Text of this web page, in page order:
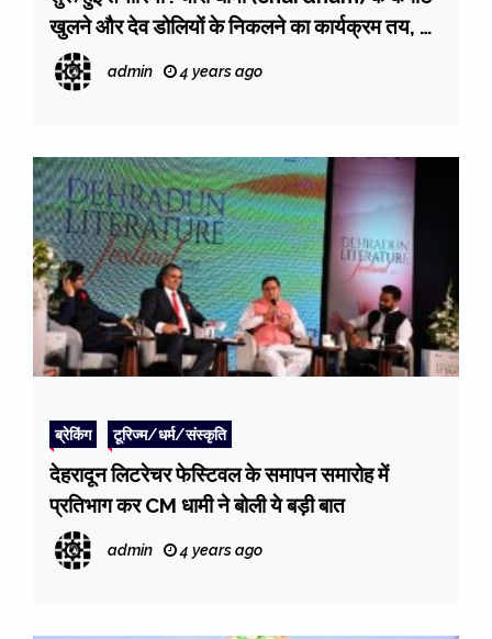
खुलने और देव डोलियों के निकलने का कार्यक्रम तय, ये
है पूरा शेड्यूल
admin 4 years ago
ब्रेकिंग टूरिज्म/धर्म/संस्कृति
देहरादून लिटरेचर फेस्टिवल के समापन समारोह में
प्रतिभाग कर CM धामी ने बोली ये बड़ी बात
admin 4 years ago